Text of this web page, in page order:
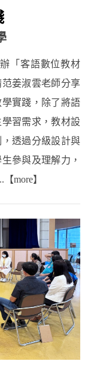
「客語數位教材
姜淑雲老師分享
實踐，除了將語
習需求，教材設
透過分級設計與
參與及理解力，
more】